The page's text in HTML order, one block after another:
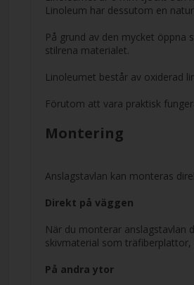
Linoleum har dessutom en
På grund av den mycket öppna
stilrena materialet.
Linoleumet består av oxiderad
Förutom att vara praktisk
Montering
Anslagstavlan kan monteras
Direkt på väggen
När du monterar anslagstavlan
skivmaterial som träfiberplattor,
På andra ytor